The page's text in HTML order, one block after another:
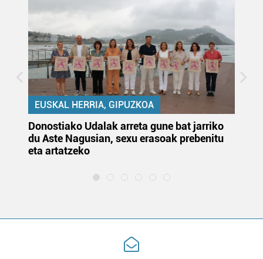
EUSKAL HERRIA, GIPUZKOA
Donostiako Udalak arreta gune bat jarriko
du Aste Nagusian, sexu erasoak prebenitu
eta artatzeko